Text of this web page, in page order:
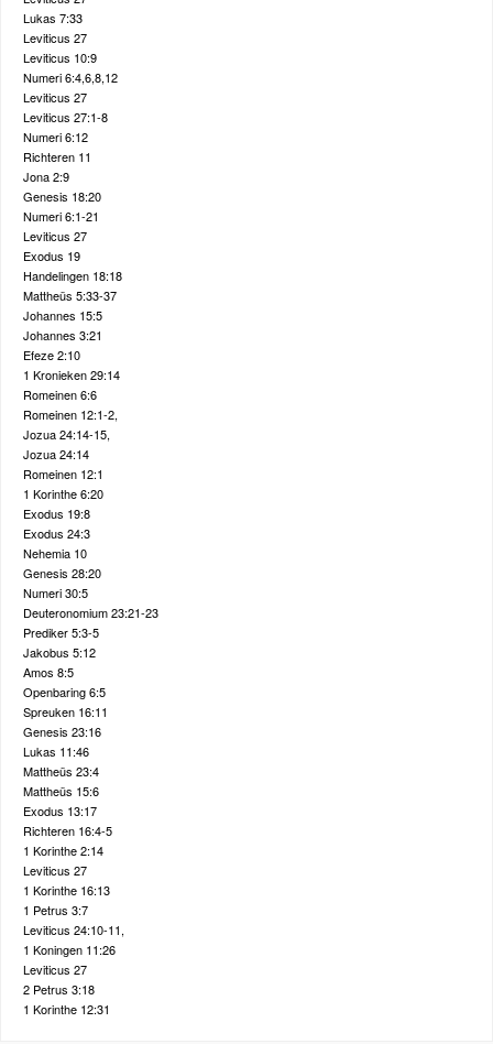
Lukas 7:33
Leviticus 27
Leviticus 10:9
Numeri 6:4,6,8,12
Leviticus 27
Leviticus 27:1-8
Numeri 6:12
Richteren 11
Jona 2:9
Genesis 18:20
Numeri 6:1-21
Leviticus 27
Exodus 19
Handelingen 18:18
Mattheüs 5:33-37
Johannes 15:5
Johannes 3:21
Efeze 2:10
1 Kronieken 29:14
Romeinen 6:6
Romeinen 12:1-2,
Jozua 24:14-15,
Jozua 24:14
Romeinen 12:1
1 Korinthe 6:20
Exodus 19:8
Exodus 24:3
Nehemia 10
Genesis 28:20
Numeri 30:5
Deuteronomium 23:21-23
Prediker 5:3-5
Jakobus 5:12
Amos 8:5
Openbaring 6:5
Spreuken 16:11
Genesis 23:16
Lukas 11:46
Mattheüs 23:4
Mattheüs 15:6
Exodus 13:17
Richteren 16:4-5
1 Korinthe 2:14
Leviticus 27
1 Korinthe 16:13
1 Petrus 3:7
Leviticus 24:10-11,
1 Koningen 11:26
Leviticus 27
2 Petrus 3:18
1 Korinthe 12:31